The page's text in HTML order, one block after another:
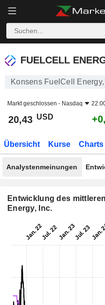
FUELCELL ENERGY, INC.
FUELCELL
Konsens FuelCell Energy,
Markt geschlossen - Nasdaq
20,43 USD
Übersicht Kurse Charts
Analystenmeinungen
Entwicklung des
Energy, Inc.